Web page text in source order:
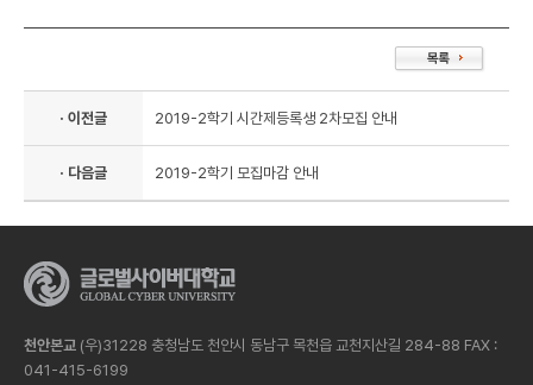
· 이전글 2019-2학기 시간제등록생 2차모집 안내
· 다음글 2019-2학기 모집마감 안내
천안본교 (우)31228 충청남도 천안시 동남구 목천읍 교천지산길 284-88 FAX :
041-415-6199